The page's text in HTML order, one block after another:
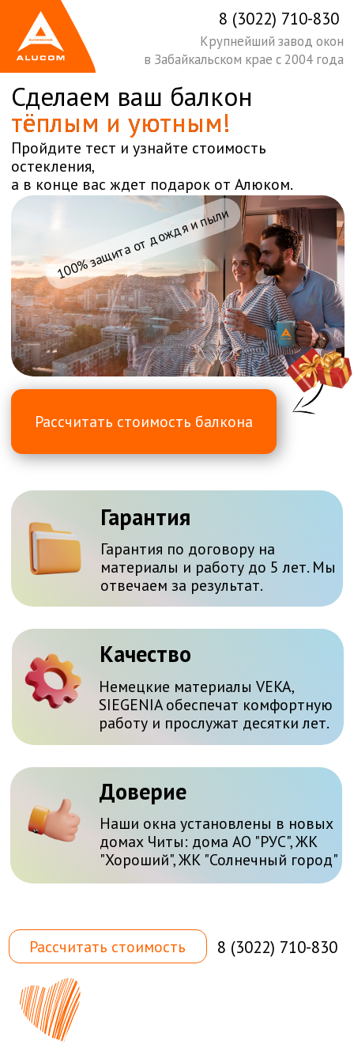
8 (3022) 710-830
Крупнейший завод окон
в Забайкальском крае с 2004 года
Сделаем ваш балкон
тёплым и уютным!
Пройдите тест и узнайте стоимость
остекления,
а в конце вас ждет подарок от Алюком.
Рассчитать стоимость балкона
Гарантия по договору на
отвечаем за результат.
Наши окна установлены в новых
Немецкие материалы VEKA,
работу и прослужат десятки лет.
Гарантия
Качество
Доверие
100% защита от дождя и пыли
©️ ООО «Алюком» 2024
Все права защищены
ИНН 753605416
ОГРНИП 1047550003490
Рассчитать стоимость